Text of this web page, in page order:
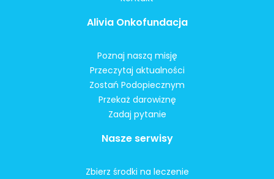
Alivia Onkofundacja
Poznaj naszą misję
Przeczytaj aktualności
Zostań Podopiecznym
Przekaż darowiznę
Zadaj pytanie
Nasze serwisy
Zbierz środki na leczenie